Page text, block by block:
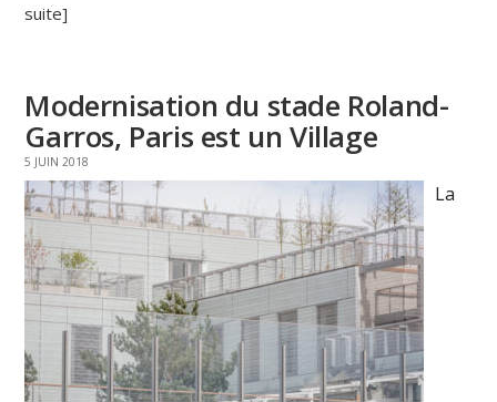
suite]
Modernisation du stade Roland-
Garros, Paris est un Village
5 JUIN 2018
La